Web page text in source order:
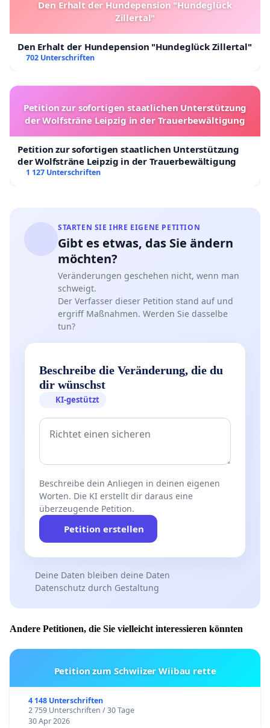
Den Erhalt der Hundepension "Hundeglück
Zillertal"
Den Erhalt der Hundepension "Hundeglück Zillertal"
702 Unterschriften
Petition zur sofortigen staatlichen Unterstützung
der Wolfsträne Leipzig in der Trauerbewältigung
Petition zur sofortigen staatlichen Unterstützung
der Wolfsträne Leipzig in der Trauerbewältigung
1 127 Unterschriften
STARTEN SIE IHRE EIGENE PETITION
Gibt es etwas, das Sie ändern
möchten?
Veränderungen geschehen nicht, wenn man
schweigt.
Der Verfasser dieser Petition stand auf und
ergriff Maßnahmen. Werden Sie dasselbe
tun?
Beschreibe die Veränderung, die du
dir wünschst
KI-gestützt
Beschreibe dein Anliegen in deinen eigenen
Worten. Die KI erstellt dir daraus eine
überzeugende Petition.
Petition erstellen
Deine Daten bleiben deine Daten
Datenschutz durch Gestaltung
Andere Petitionen, die Sie vielleicht interessieren könnten
Petition zum Schwiizer Wiibau rette
4 148 Unterschriften
2 759 Unterschriften / 30 Tage
30 Apr 2026